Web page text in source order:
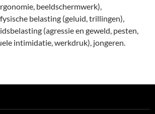
beeldschermwerk),
belasting (geluid, trillingen),
(agressie en geweld, pesten,
intimidatie, werkdruk), jongeren.